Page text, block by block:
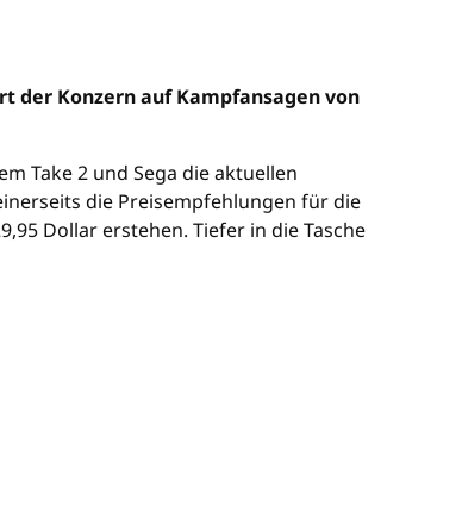
der Konzern auf Kampfansagen von
Take 2 und Sega die aktuellen
die Preisempfehlungen für die
Dollar erstehen. Tiefer in die Tasche